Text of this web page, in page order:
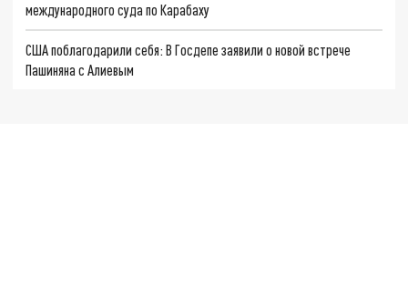
международного суда по Карабаху
США поблагодарили себя: В Госдепе заявили о новой встрече
Пашиняна с Алиевым